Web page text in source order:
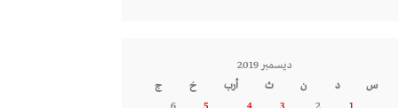
ديسمبر 2019
س
د ن ث أرب خ
ج